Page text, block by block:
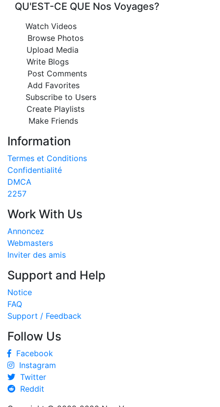
QU'EST-CE QUE Nos Voyages?
Watch Videos
Browse Photos
Upload Media
Write Blogs
Post Comments
Add Favorites
Subscribe to Users
Create Playlists
Make Friends
Information
Termes et Conditions
Confidentialité
DMCA
2257
Work With Us
Annoncez
Webmasters
Inviter des amis
Support and Help
Notice
FAQ
Support / Feedback
Follow Us
Facebook
Instagram
Twitter
Reddit